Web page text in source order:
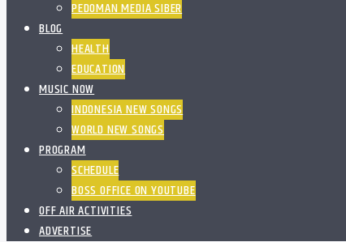
PEDOMAN MEDIA SIBER
BLOG
HEALTH
EDUCATION
MUSIC NOW
INDONESIA NEW SONGS
WORLD NEW SONGS
PROGRAM
SCHEDULE
BOSS OFFICE ON YOUTUBE
OFF AIR ACTIVITIES
ADVERTISE